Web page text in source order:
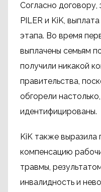
Согласно
PILER и KiK,
этапа. Во время
выплачены семьям
получили никакой
правительства,
обгорели
идентифицированы.
KiK также выразила
компенсацию
травмы,
инвалидность и